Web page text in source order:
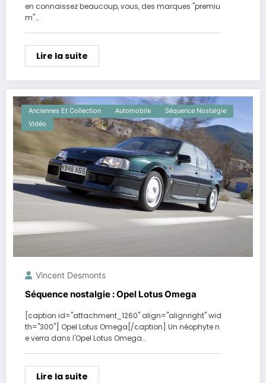
en connaissez beaucoup, vous, des marques "premiu
m"…
Lire la suite
Anciennes Et Collection Automobile
Séquence Nostalgie
Vidéo
Vincent Desmonts
Séquence nostalgie : Opel Lotus Omega
[caption id="attachment_1260" align="alignright" wid
th="300"] Opel Lotus Omega[/caption] Un néophyte n
e verra dans l'Opel Lotus Omega…
Lire la suite